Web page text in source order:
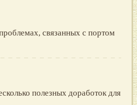
связанных с портом
полезных доработок для